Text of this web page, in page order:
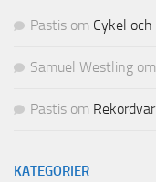
Pastis om Cykel
Samuel Westling om
Pastis om
KATEGORIER